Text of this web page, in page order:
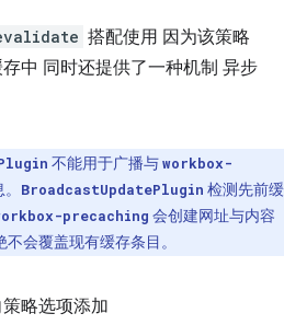
搭配使用 因为该策略
中 同时还提供了一种机制 异步
不能用于广播与workbox-
BroadcastUpdatePlugin 检测先前缓
precaching 会创建网址与内容
会覆盖现有缓存条目。
略选项添加